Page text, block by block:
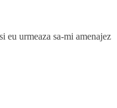
eu urmeaza sa-mi amenajez